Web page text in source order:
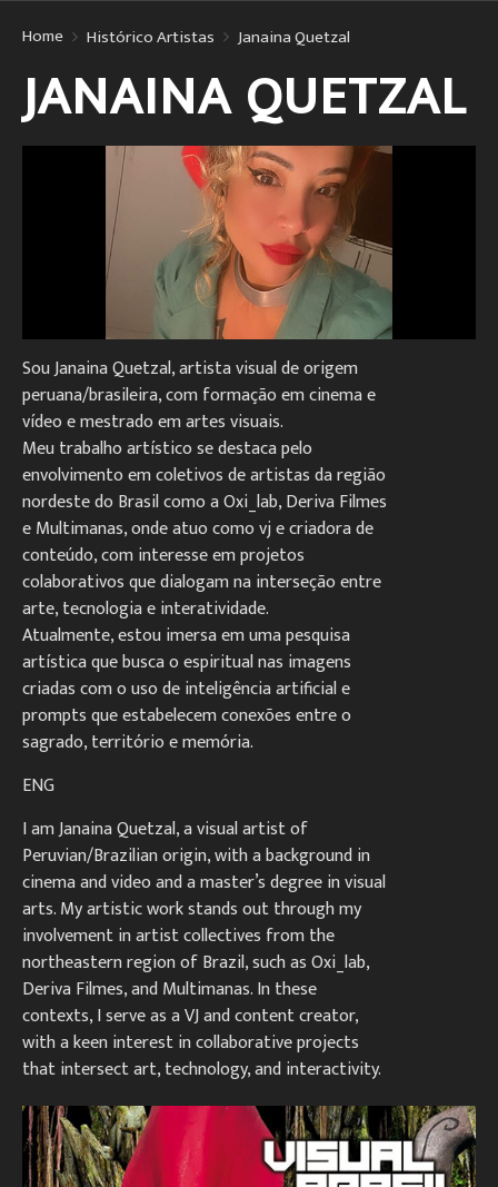
Home Histórico Artistas Janaina Quetzal
JANAINA QUETZAL
Sou Janaina Quetzal, artista visual de origem
peruana/brasileira, com formação em cinema e
vídeo e mestrado em artes visuais.
Meu trabalho artístico se destaca pelo
envolvimento em coletivos de artistas da região
nordeste do Brasil como a Oxi_lab, Deriva Filmes
e Multimanas, onde atuo como vj e criadora de
conteúdo, com interesse em projetos
colaborativos que dialogam na interseção entre
arte, tecnologia e interatividade.
Atualmente, estou imersa em uma pesquisa
artística que busca o espiritual nas imagens
criadas com o uso de inteligência artificial e
prompts que estabelecem conexões entre o
sagrado, território e memória.
ENG
I am Janaina Quetzal, a visual artist of
Peruvian/Brazilian origin, with a background in
cinema and video and a master’s degree in visual
arts. My artistic work stands out through my
involvement in artist collectives from the
northeastern region of Brazil, such as Oxi_lab,
Deriva Filmes, and Multimanas. In these
contexts, I serve as a VJ and content creator,
with a keen interest in collaborative projects
that intersect art, technology, and interactivity.